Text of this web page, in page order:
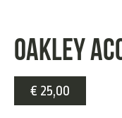
Oakley
€ 25,00